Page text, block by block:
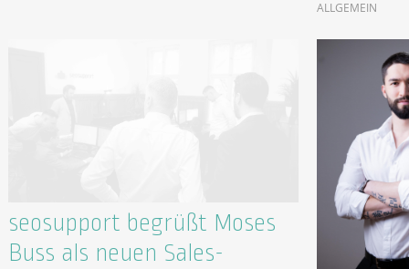
ALLGEMEIN
seosupport begrüßt Moses
Buss als neuen Sales-